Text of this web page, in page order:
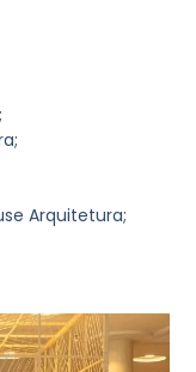
Arquitetura;